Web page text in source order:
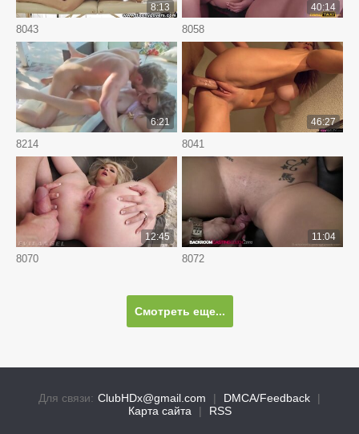
8043
8:13
8058
40:14
8214
6:21
8041
46:27
8070
12:45
8072
11:04
Смотреть еще...
Для связи: ClubHDx@gmail.com | DMCA/Feedback
|
Карта сайта
| RSS